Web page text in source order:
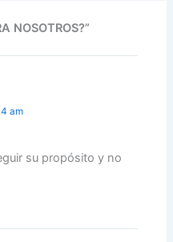
m
NOSOTROS?”
am
su propósito y no